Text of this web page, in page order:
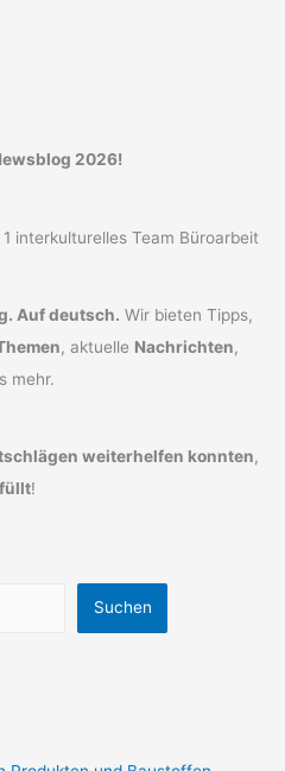
2026!
Auf deutsch. Wir bieten Tipps,
, aktuelle Nachrichten,
mehr.
weiterhelfen konnten,
!
Suchen